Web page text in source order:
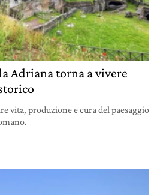
Adriana torna a vivere
vita, produzione e cura del paesaggio